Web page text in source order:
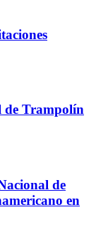
de Trampolín
de
en